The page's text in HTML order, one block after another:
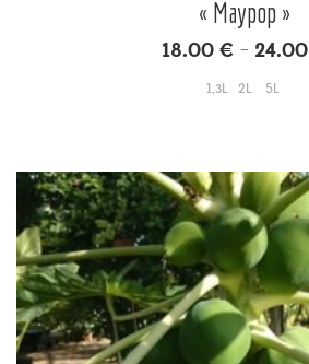
« Maypop »
18.00 € – 24.00
1,3L 2L 5L